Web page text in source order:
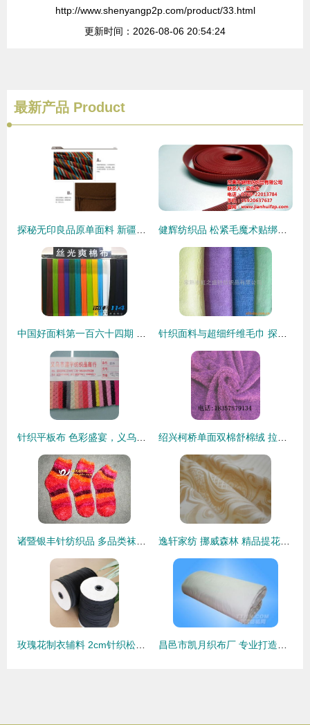
http://www.shenyangp2p.com/product/33.html
更新时间：2026-08-06 20:54:24
最新产品 Product